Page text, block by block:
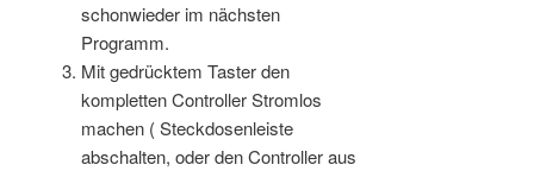
schonwieder im nächsten
Programm.
Mit gedrücktem Taster den
kompletten Controller Stromlos
machen ( Steckdosenleiste
abschalten, oder den Controller aus